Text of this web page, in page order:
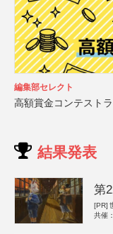
編集部セレクト
高額賞金コンテスト
結果発表
第
[PR]
共催